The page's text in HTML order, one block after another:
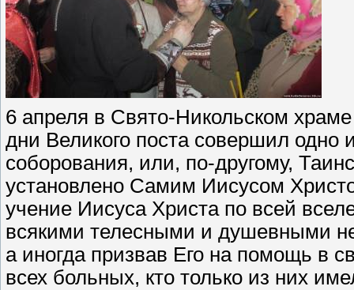
6 апреля в Свято-Никольском
дни Великого поста совершил одно
соборования, или, по-другому,
установлено Самим Иисусом
учение Иисуса Христа по всей
всякими телесными и душевными
а иногда призвав Его на помощь в
всех больных, кто только из них